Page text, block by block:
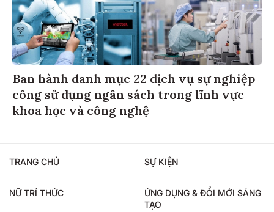
Ban hành danh mục 22 dịch vụ sự nghiệp
công sử dụng ngân sách trong lĩnh vực
khoa học và công nghệ
TRANG CHỦ SỰ KIỆN
NỮ TRÍ THỨC
ỨNG DỤNG & ĐỔI MỚI SÁNG
TẠO